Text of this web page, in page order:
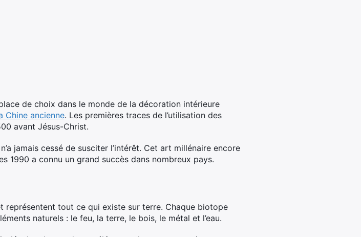
de choix dans le monde de la décoration intérieure
Chine ancienne. Les premières traces de l’utilisation des
avant Jésus-Christ.
jamais cessé de susciter l’intérêt. Cet art millénaire encore
1990 a connu un grand succès dans nombreux pays.
représentent tout ce qui existe sur terre. Chaque biotope
naturels : le feu, la terre, le bois, le métal et l’eau.